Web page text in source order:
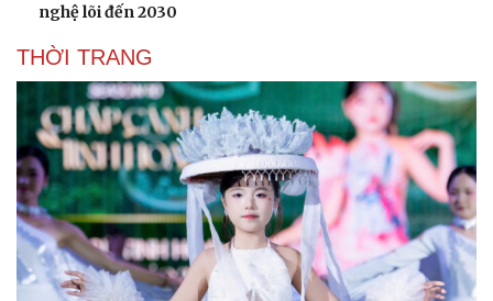
Văn hóa
Sân khấu - Điện ảnh
Văn học
Âm nhạc
Di sản
Thời trang
Sao Việt
nghệ lõi đến 2030
THỜI TRANG